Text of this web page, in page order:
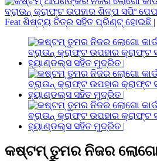
କଷ୍ଟମ୍ ତୁମର ନିଜର ଲୋଗୋ